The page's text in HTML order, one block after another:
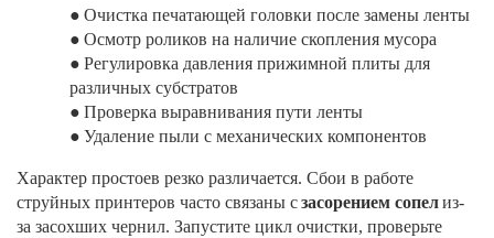
● Очистка печатающей головки после замены ленты
● Осмотр роликов на наличие скопления мусора
● Регулировка давления прижимной плиты для
различных субстратов
● Проверка выравнивания пути ленты
● Удаление пыли с механических компонентов
Характер простоев резко различается. Сбои в работе
струйных принтеров часто связаны сзасорением сопелиз-
за засохших чернил. Запустите цикл очистки, проверьте